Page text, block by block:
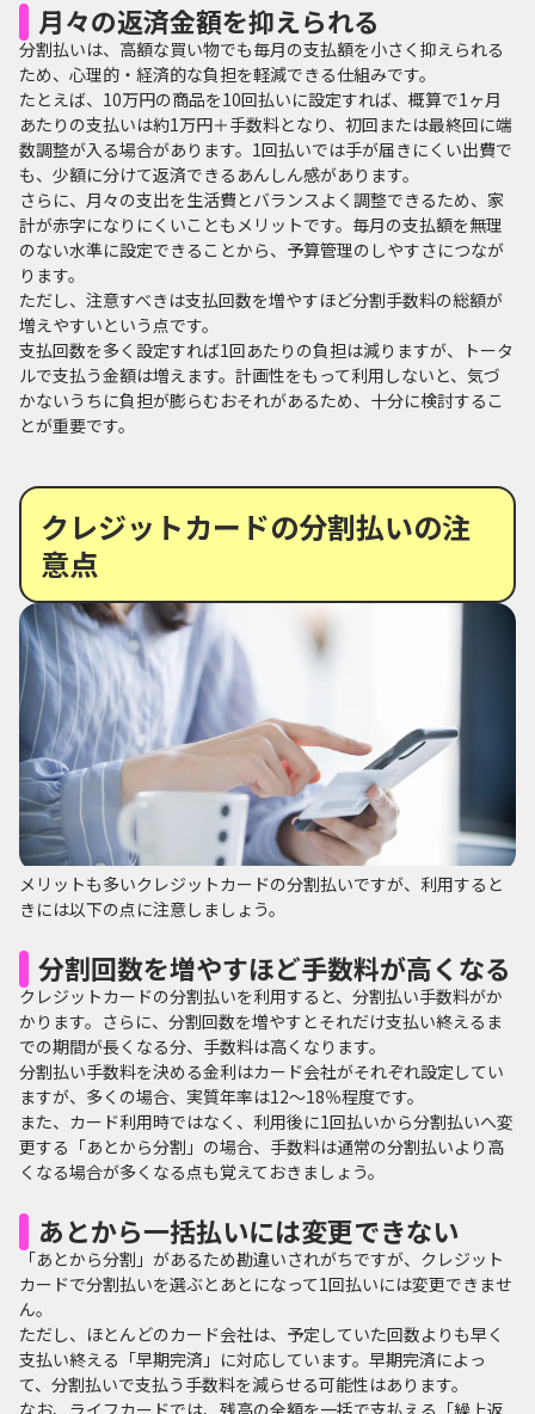
月々の返済金額を抑えられる
分割払いは、高額な買い物でも毎月の支払額を小さく抑えられる
ため、心理的・経済的な負担を軽減できる仕組みです。
たとえば、10万円の商品を10回払いに設定すれば、概算で1ヶ月
あたりの支払いは約1万円＋手数料となり、初回または最終回に端
数調整が入る場合があります。1回払いでは手が届きにくい出費で
も、少額に分けて返済できるあんしん感があります。
さらに、月々の支出を生活費とバランスよく調整できるため、家
計が赤字になりにくいこともメリットです。毎月の支払額を無理
のない水準に設定できることから、予算管理のしやすさにつなが
ります。
ただし、注意すべきは支払回数を増やすほど分割手数料の総額が
増えやすいという点です。
支払回数を多く設定すれば1回あたりの負担は減りますが、トータ
ルで支払う金額は増えます。計画性をもって利用しないと、気づ
かないうちに負担が膨らむおそれがあるため、十分に検討するこ
とが重要です。
クレジットカードの分割払いの注
意点
メリットも多いクレジットカードの分割払いですが、利用すると
きには以下の点に注意しましょう。
分割回数を増やすほど手数料が高くなる
クレジットカードの分割払いを利用すると、分割払い手数料がか
かります。さらに、分割回数を増やすとそれだけ支払い終えるま
での期間が長くなる分、手数料は高くなります。
分割払い手数料を決める金利はカード会社がそれぞれ設定してい
ますが、多くの場合、実質年率は12～18％程度です。
また、カード利用時ではなく、利用後に1回払いから分割払いへ変
更する「あとから分割」の場合、手数料は通常の分割払いより高
くなる場合が多くなる点も覚えておきましょう。
あとから一括払いには変更できない
「あとから分割」があるため勘違いされがちですが、クレジット
カードで分割払いを選ぶとあとになって1回払いには変更できませ
ん。
ただし、ほとんどのカード会社は、予定していた回数よりも早く
支払い終える「早期完済」に対応しています。早期完済によっ
て、分割払いで支払う手数料を減らせる可能性はあります。
なお、ライフカードでは、残高の全額を一括で支払える「繰上返